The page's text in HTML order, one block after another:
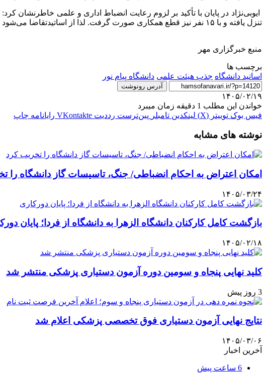
تنزل یافته و با ۱۵ نفر نیز قطع همکاری صورت گرفت. لذا از اساتیدتقاضا می‌شود جهت جلوگیری از تبعات قانونی، فرآیندهای آموزشی، پژوهشی و تبدیل وضعیت خود را در موعد مقرر قانونی انجام دهند.
منبع خبرگزاری مهر
برچسب ها
اساتید دانشگاه جذب هیئت علمی دانشگاه پیام نور
آدرس رونوشت
۱۴۰۵/۰۲/۱۹
خواندن این مطلب 1 دقیقه زمان میبرد
فیس بوک توییتر (X) لینکدین ‫تامبلر ‫پین‌ترست ‫رددیت ‫VKontakte رایانامه چاپ
نوشته های مشابه
امکان اعتراض به احکام انضباطی/ جنگ، تاسیسات گاز دانشگاه را
۱۴۰۵/۰۳/۲۴
بازگشت کامل کارکنان دانشگاه الزهرا به دانشگاه از فردا؛ پایان
۱۴۰۵/۰۲/۱۸
کلید نهایی پنجاه و سومین دوره آزمون دستیاری پزشکی منتشر شد
3 روز پیش
نتایج نهایی آزمون دستیاری فوق تخصصی پزشکی اعلام شد
۱۴۰۵/۰۳/۰۶
آخرین اخبار
6 ساعت پیش